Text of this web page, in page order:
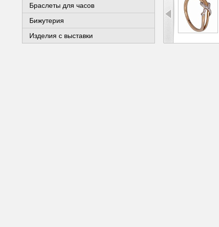
Браслеты для часов
Бижутерия
Изделия с выставки